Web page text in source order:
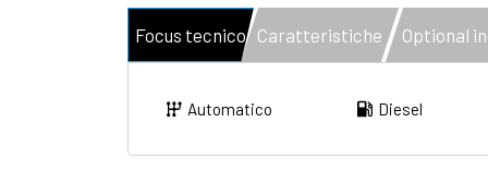
Focus tecnico Caratteristiche Optional
Automatico Diesel